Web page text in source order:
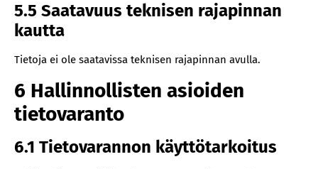
5.5 Saatavuus teknisen rajapinnan
kautta
‍Tietoja ei ole saatavissa teknisen rajapinnan avulla.
6 Hallinnollisten asioiden
tietovaranto
6.1 Tietovarannon käyttötarkoitus